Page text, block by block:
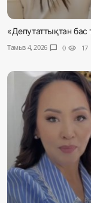
«Депутаттықтан
Тамыз 4, 2026 chat_bubble 0 visibility 17